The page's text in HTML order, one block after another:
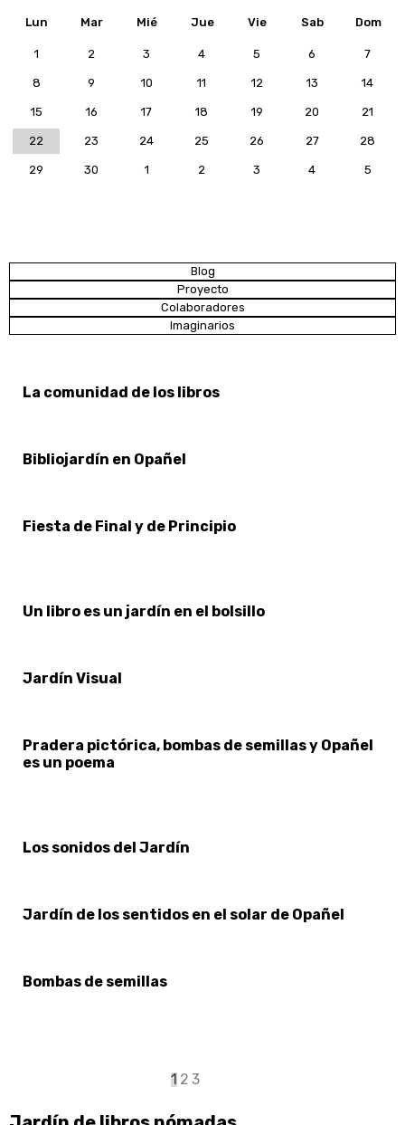
Lun Mar Mié Jue Vie Sab Dom
1 2 3 4 5 6 7
8 9 10 11 12 13 14
15 16 17 18 19 20 21
22 23 24 25 26 27 28
29 30 1 2 3 4 5
Blog
Proyecto
Colaboradores
Imaginarios
La comunidad de los libros
Bibliojardín en Opañel
Fiesta de Final y de Principio
Un libro es un jardín en el bolsillo
Jardín Visual
Pradera pictórica, bombas de semillas y Opañel
es un poema
Los sonidos del Jardín
Jardín de los sentidos en el solar de Opañel
Bombas de semillas
Página
1 Page
2 Page
3